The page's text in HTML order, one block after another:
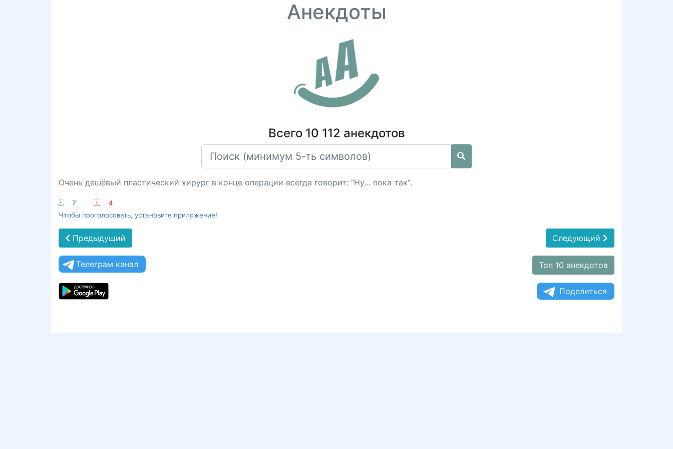
Анекдоты
Всего 10 112 анекдотов
Очень дешёвый пластический хирург в конце операции всегда говорит: "Ну… пока так".
:-) 7 :-(
4
Чтобы проголосовать, установите приложение!
Предыдущий Следующий
Телеграм канал Топ 10 анекдотов
Поделиться